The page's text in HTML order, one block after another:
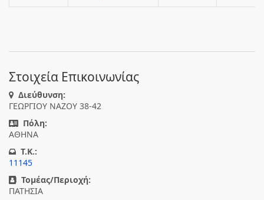
Στοιχεία Επικοινωνίας
Διεύθυνση:
ΓΕΩΡΓΙΟΥ ΝΑΖΟΥ 38-42
Πόλη:
ΑΘΗΝΑ
T.K.:
11145
Τομέας/Περιοχή:
ΠΑΤΗΣΙΑ